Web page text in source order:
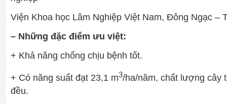
Viện Khoa học Lâm Nghiệp Việt Nam, Đông Ngạc –
– Những đặc điểm ưu việt:
+ Khả năng chống chịu bệnh tốt.
+ Có năng suất đạt 23,1 m3/ha/năm, chất lượng cây
đều.